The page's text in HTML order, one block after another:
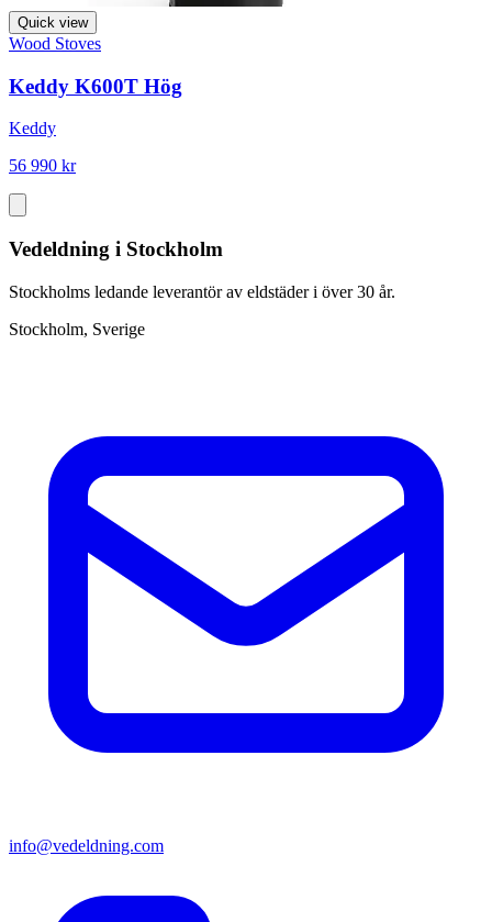
Quick view
Wood Stoves
Keddy K600T Hög
Keddy
56 990 kr
Vedeldning i Stockholm
Stockholms ledande leverantör av eldstäder i över 30 år.
Stockholm, Sverige
info@vedeldning.com